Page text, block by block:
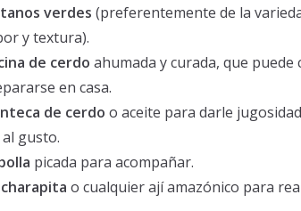
verdes (preferentemente de la
y textura).
de cerdo ahumada y curada, que
en casa.
de cerdo o aceite para darle
al gusto.
picada para acompañar.
o cualquier ají amazónico para